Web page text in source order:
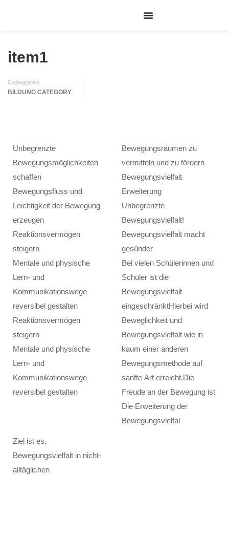
item1
Categories
BILDUNG CATEGORY
Unbegrenzte
Bewegungsmöglichkeiten
schaffen
Bewegungsfluss und
Leichtigkeit der Bewegung
erzeugen
Reaktionsvermögen
steigern
Mentale und physische
Lern- und
Kommunikationswege
reversibel gestalten
Reaktionsvermögen
steigern
Mentale und physische
Lern- und
Kommunikationswege
reversibel gestalten
Ziel ist es,
Bewegungsvielfalt in nicht-
alltäglichen
Bewegungsräumen zu
vermitteln und zu fördern
Bewegungsvielfalt
Erweiterung
Unbegrenzte
Bewegungsvielfalt!
Bewegungsvielfalt macht
gesünder
Bei vielen Schülerinnen und
Schüler ist die
Bewegungsvielfalt
eingeschränktHierbei wird
Beweglichkeit und
Bewegungsvielfalt wie in
kaum einer anderen
Bewegungsmethode auf
sanfte Art erreicht.Die
Freude an der Bewegung ist
Die Erweiterung der
Bewegungsvielfal